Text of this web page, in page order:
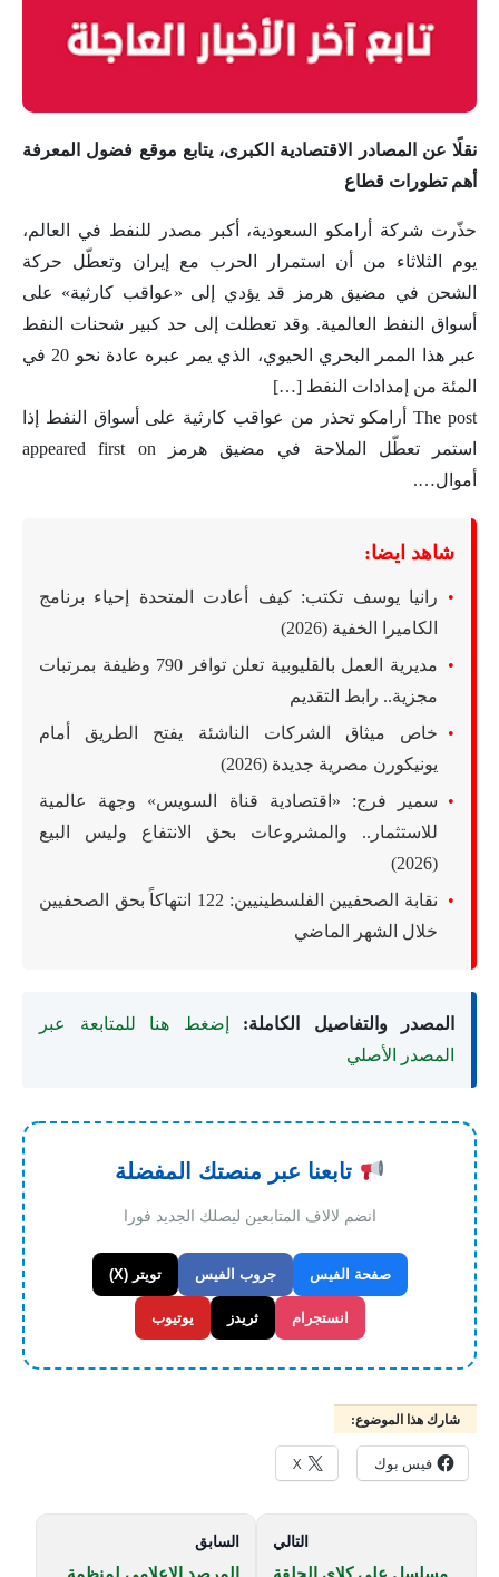
نقلًا عن المصادر الاقتصادية الكبرى، يتابع موقع فضول المعرفة
أهم تطورات قطاع
حذّرت شركة أرامكو السعودية، أكبر مصدر للنفط في العالم،
يوم الثلاثاء من أن استمرار الحرب مع إيران وتعطّل حركة
الشحن في مضيق هرمز قد يؤدي إلى «عواقب كارثية» على
أسواق النفط العالمية. وقد تعطلت إلى حد كبير شحنات النفط
عبر هذا الممر البحري الحيوي، الذي يمر عبره عادة نحو 20 في
المئة من إمدادات النفط […]
The post أرامكو تحذر من عواقب كارثية على أسواق النفط إذا
استمر تعطّل الملاحة في مضيق هرمز appeared first on
أموال….
شاهد ايضا:
رانيا يوسف تكتب: كيف أعادت المتحدة إحياء برنامج
الكاميرا الخفية (2026)
مديرية العمل بالقليوبية تعلن توافر 790 وظيفة بمرتبات
مجزية.. رابط التقديم
خاص ميثاق الشركات الناشئة يفتح الطريق أمام
يونيكورن مصرية جديدة (2026)
سمير فرج: «اقتصادية قناة السويس» وجهة عالمية
للاستثمار.. والمشروعات بحق الانتفاع وليس البيع
(2026)
نقابة الصحفيين الفلسطينيين: 122 انتهاكاً بحق الصحفيين
خلال الشهر الماضي
المصدر والتفاصيل الكاملة:
إضغط هنا للمتابعة عبر
المصدر الأصلي
تابعنا عبر منصتك المفضلة
انضم لالاف المتابعين ليصلك الجديد فورا
صفحة الفيس جروب الفيس تويتر (X)
انستجرام ثريدز يوتيوب
شارك هذا الموضوع:
فيس بوك X
التالي السابق